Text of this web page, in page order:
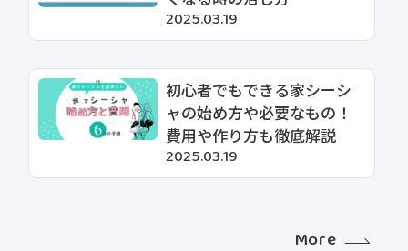
2025.03.19
初心者でもできる家シーシ
ャの始め方や必要なもの！
費用や作り方も徹底解説
2025.03.19
More